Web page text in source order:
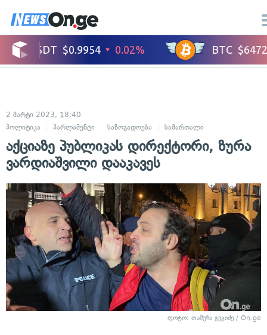
2 მარტი 2023, 18:40
პოლიტიკა
პარლამენტი საზოგადოება სამართალი
აქციაზე პუბლიკას დირექტორი, ზურა
ვარდიაშვილი დააკავეს
ფოტო: თამუნა გეგიძე / On.ge